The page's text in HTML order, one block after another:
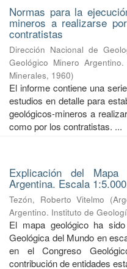
Normas para la
mineros a realizarse
contratistas
Dirección Nacional de
Geológico Minero
Minerales, 1960)
El informe contiene una
estudios en detalle para
geológicos-mineros a
como por los contratistas. ...
Explicación del
Argentina. Escala
Tezón, Roberto Vitelmo (
Argentino. Instituto de
El mapa geológico ha
Geológica del Mundo en
en el Congreso
contribución de entidades